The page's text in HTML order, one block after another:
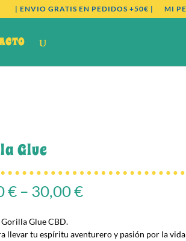
| ENVIO GRATIS EN PEDIDOS +50€ | MI
Glue
€– 30,00€
Glue CBD.
llevar tu espíritu aventurero y pasión por la